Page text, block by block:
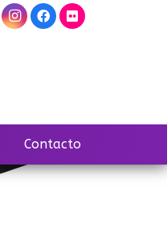
Contacto